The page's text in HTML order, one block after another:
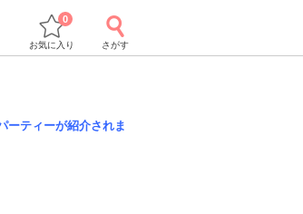
お気に入り
0
さがす
ーティーが紹介されま